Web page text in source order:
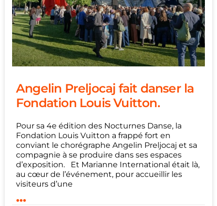
Angelin Preljocaj fait danser la
Fondation Louis Vuitton.
Pour sa 4e édition des Nocturnes Danse, la
Fondation Louis Vuitton a frappé fort en
conviant le chorégraphe Angelin Preljocaj et sa
compagnie à se produire dans ses espaces
d’exposition. Et Marianne International était là,
au cœur de l’événement, pour accueillir les
visiteurs d’une
...